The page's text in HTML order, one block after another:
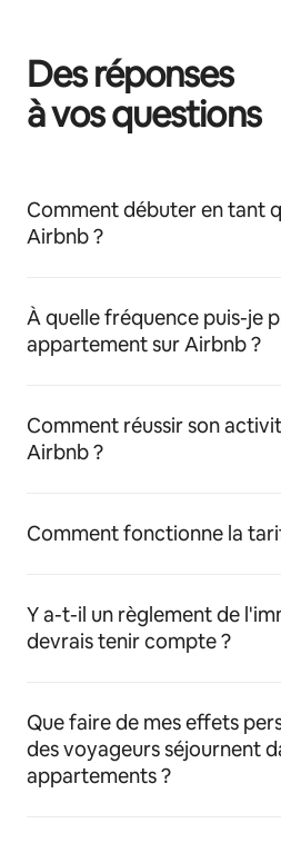
Des réponses
à vos questions
Comment débuter en tant
Airbnb ?
À quelle fréquence puis-je
appartement sur Airbnb ?
Comment réussir son
Airbnb ?
Comment fonctionne la
Y a-t-il un règlement de
devrais tenir compte ?
Que faire de mes effets
des voyageurs séjournent
appartements ?